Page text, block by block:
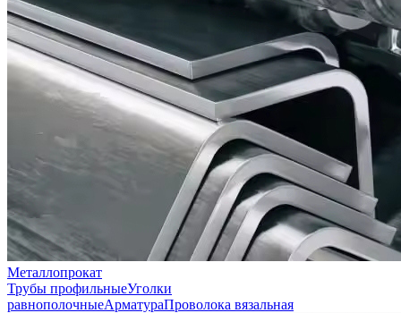
Металлопрокат
Трубы профильныеУголки
равнополочныеАрматураПроволока вязальная